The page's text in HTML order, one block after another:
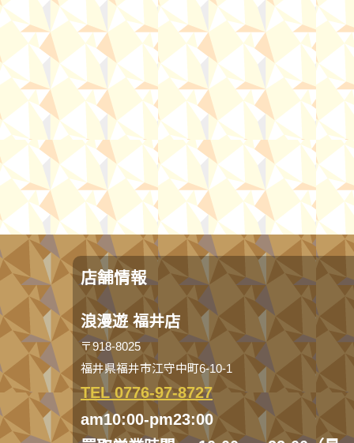
店舗情報
浪漫遊 福井店
〒918-8025
福井県福井市江守中町6-10-1
TEL 0776-97-8727
am10:00-pm23:00